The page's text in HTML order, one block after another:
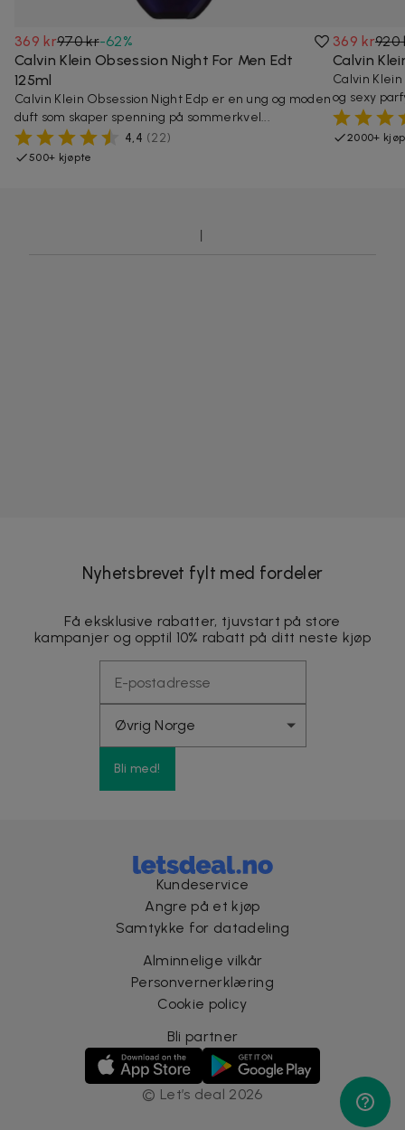
369 kr970 kr-62%
Calvin Klein Obsession Night For Men Edt
125ml
Calvin Klein Obsession Night Edp er en ung og moden
duft som skaper spenning på sommerkvel...
4,4 (22)
500+ kjøpte
369 kr920
Calvin
Calvin
og sexy
2000+
Nyhetsbrevet fylt med fordeler
Få eksklusive rabatter, tjuvstart på store
kampanjer og opptil 10% rabatt på ditt neste kjøp
Bli med!
Kundeservice
Angre på et kjøp
Samtykke for datadeling
Alminnelige vilkår
Personvernerklæring
Cookie policy
Bli partner
© Let’s deal 2026